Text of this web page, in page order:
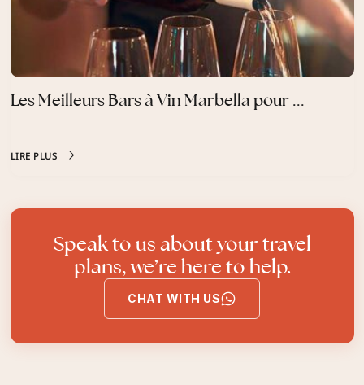
Les Meilleurs Bars à Vin Marbella pour ...
LIRE PLUS
Speak to us about your travel
plans, we’re here to help.
CHAT WITH US